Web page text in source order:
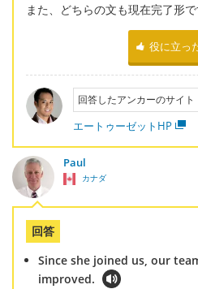
また、どちらの文も現在完了形で
役に立っ
回答したアンカーのサイト
エートゥーゼットHP
Paul
カナダ
回答
Since she joined us, our
improved.